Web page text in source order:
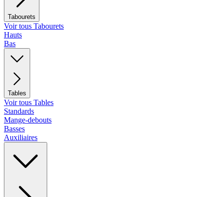
Tabourets
Voir tous Tabourets
Hauts
Bas
Tables
Voir tous Tables
Standards
Mange-debouts
Basses
Auxiliaires